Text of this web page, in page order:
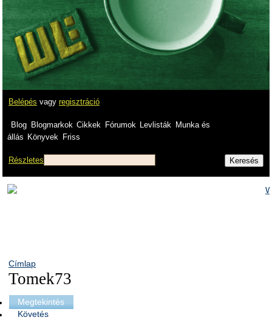
Belépés vagy regisztráció
Blog Blogmarkok Cikkek Fórumok Levlisták
Munka és
állás Könyvek Friss
Részletes
Címlap
Tomek73
Megtekintés
Követés